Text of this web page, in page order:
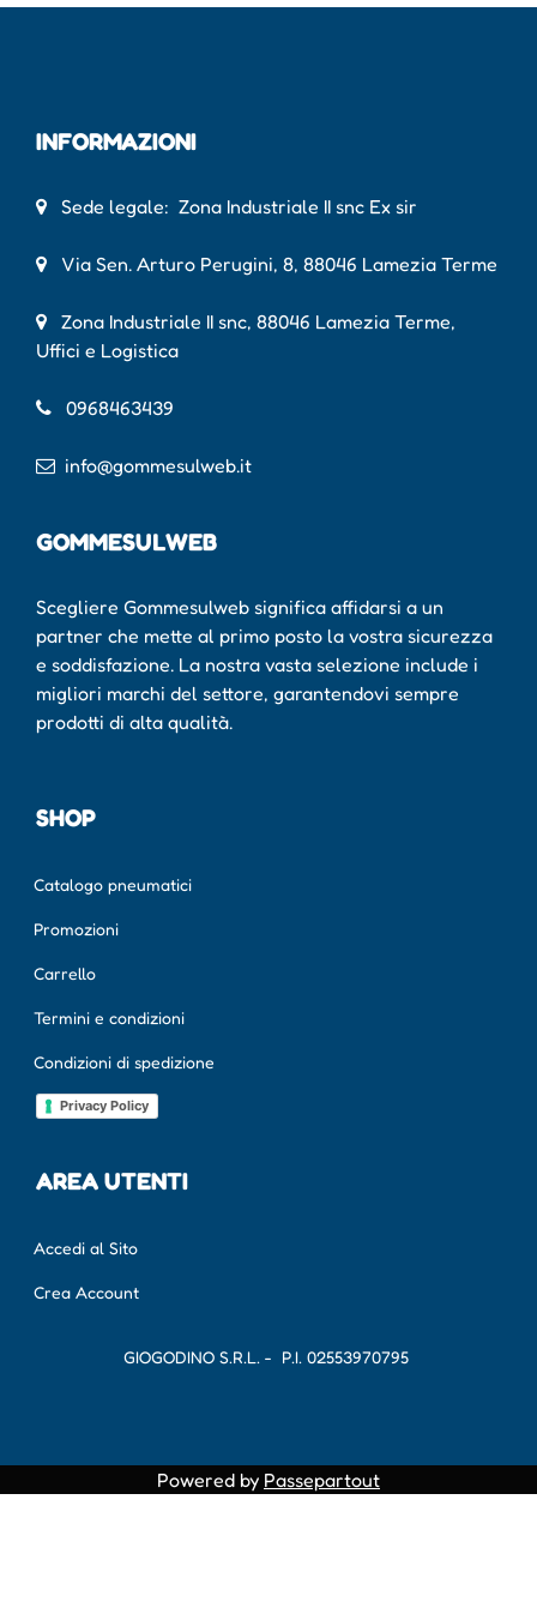
INFORMAZIONI
Sede legale: Zona Industriale II snc Ex sir
Via Sen. Arturo Perugini, 8, 88046 Lamezia Terme
Zona Industriale II snc, 88046 Lamezia Terme,
Uffici e Logistica
0968463439
info@gommesulweb.it
GOMMESULWEB
Scegliere Gommesulweb significa affidarsi a un
partner che mette al primo posto la vostra sicurezza
e soddisfazione. La nostra vasta selezione include i
migliori marchi del settore, garantendovi sempre
prodotti di alta qualità.
SHOP
Catalogo pneumatici
Promozioni
Carrello
Termini e condizioni
Condizioni di spedizione
Privacy Policy
AREA UTENTI
Accedi al Sito
Crea Account
GIOGODINO S.R.L. - P.I. 02553970795
Powered by Passepartout